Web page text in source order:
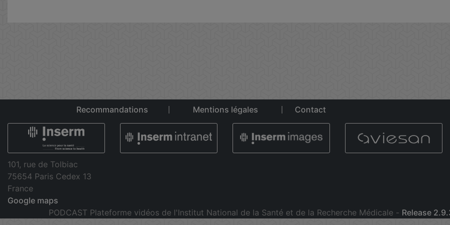
Recommandations Mentions légales Contact
101, rue de Tolbiac
75654 Paris Cedex 13
France
Google maps
PODCAST Plateforme vidéos de l'Institut National de la Santé et de la Recherche Médicale - Release